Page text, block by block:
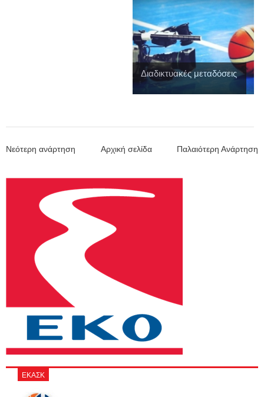
Διαδικτυακές μεταδόσεις
Νεότερη ανάρτηση Παλαιότερη Ανάρτηση
Αρχική σελίδα
ΕΚΑΣΚ